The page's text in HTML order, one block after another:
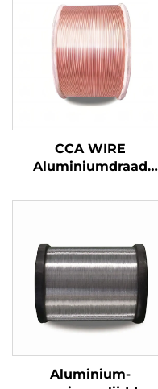
CCA WIRE
Aluminiumdraad
Aluminium-